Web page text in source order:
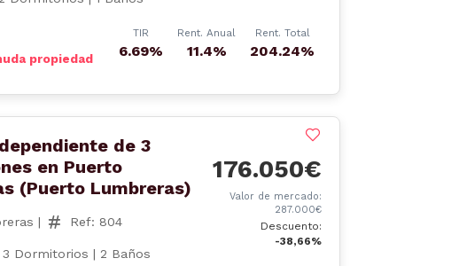
propiedad
TIR
6.69%
Rent. Anual
11.4%
Rent. Total
204.24%
de 3
en Puerto
(Puerto Lumbreras)
| Ref: 804
3 Dormitorios | 2 Baños
176.050€
Valor de mercado:
287.000€
Descuento:
-38,66%